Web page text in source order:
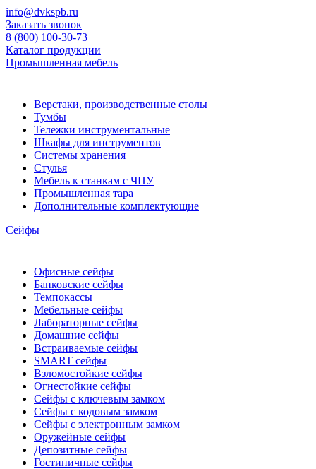
info@dvkspb.ru
Заказать звонок
8 (800) 100-30-73
Каталог продукции
Промышленная мебель
Верстаки, производственные столы
Тумбы
Тележки инструментальные
Шкафы для инструментов
Системы хранения
Стулья
Мебель к станкам с ЧПУ
Промышленная тара
Дополнительные комплектующие
Сейфы
Офисные сейфы
Банковские сейфы
Темпокассы
Мебельные сейфы
Лабораторные сейфы
Домашние сейфы
Встраиваемые сейфы
SMART сейфы
Взломостойкие сейфы
Огнестойкие сейфы
Сейфы с ключевым замком
Сейфы с кодовым замком
Сейфы с электронным замком
Оружейные сейфы
Депозитные сейфы
Гостиничные сейфы